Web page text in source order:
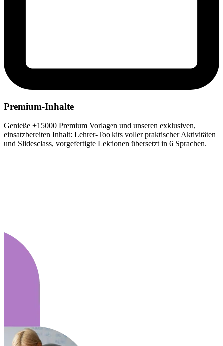
Premium-Inhalte
Genieße +15000 Premium Vorlagen und unseren exklusiven,
einsatzbereiten Inhalt: Lehrer-Toolkits voller praktischer Aktivitäten
und Slidesclass, vorgefertigte Lektionen übersetzt in 6 Sprachen.